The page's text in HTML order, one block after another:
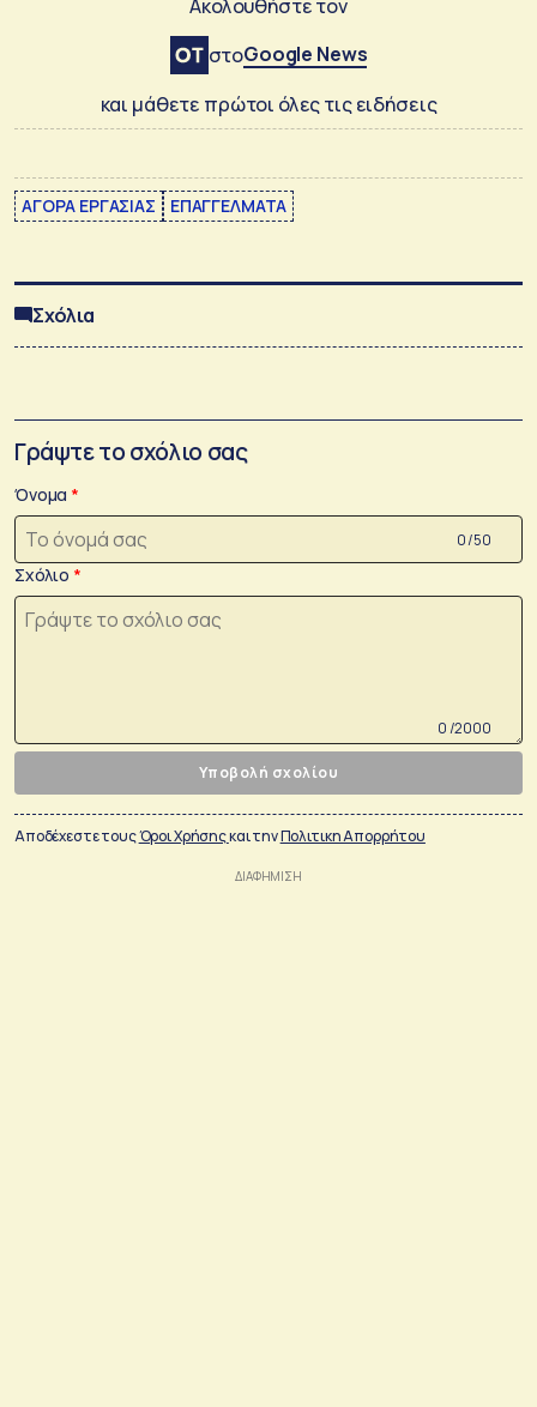
Ακολουθήστε τον
στοGoogle News
και μάθετε πρώτοι όλες τις ειδήσεις
ΑΓΟΡΑ ΕΡΓΑΣΙΑΣ ΕΠΑΓΓΕΛΜΑΤΑ
Σχόλια
Γράψτε το σχόλιο σας
Όνομα
0 /50
Σχόλιο
0 /2000
Υποβολή σχολίου
Αποδέχεστε τουςΌροι Χρήσηςκαι τηνΠολιτικη Απορρήτου